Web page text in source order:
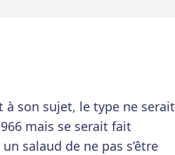
à son sujet, le type ne serait
mais se serait fait
salaud de ne pas s’être